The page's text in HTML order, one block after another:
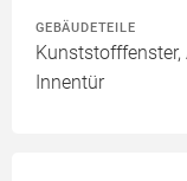
GEBÄUDETEILE
Kunststofffenster,
Innentür